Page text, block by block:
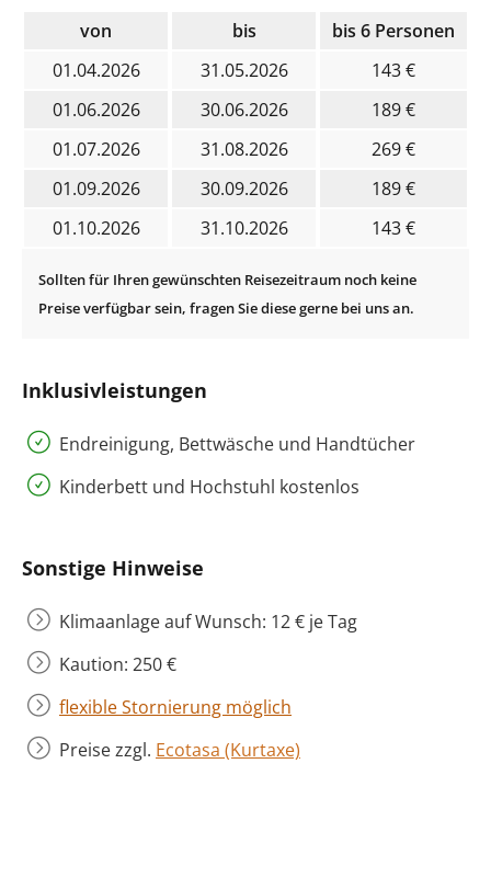
von bis
bis 6 Personen
01.04.2026
31.05.2026
143 €
01.06.2026
30.06.2026
189 €
01.07.2026
31.08.2026
269 €
01.09.2026
30.09.2026
189 €
01.10.2026
31.10.2026 143 €
Inklusivleistungen
Endreinigung, Bettwäsche und Handtücher
Kinderbett und Hochstuhl kostenlos
Sonstige Hinweise
Klimaanlage auf Wunsch: 12 € je Tag
Kaution: 250 €
flexible Stornierung möglich
Preise zzgl. Ecotasa (Kurtaxe)